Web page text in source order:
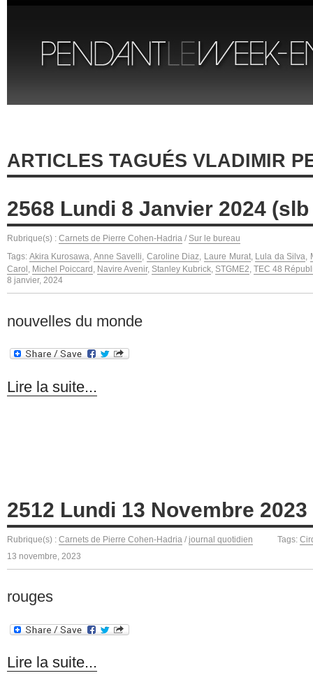
ARTICLES TAGUÉS VLADIMIR
2568 Lundi 8 Janvier 2024 (slb
Rubrique(s) : Carnets de Pierre Cohen-Hadria / Sur le bureau
Tags: Akira Kurosawa, Anne Savelli, Caroline Diaz, Laure Murat, Lula da Silva,
Carol , Michel Poiccard , Navire Avenir, Stanley Kubrick, STGME2, TEC 48
8 janvier, 2024
nouvelles du monde
Lire la suite...
2512 Lundi 13 Novembre 2023
Rubrique(s) : Carnets de Pierre Cohen-Hadria / journal quotidien Tags:
13 novembre, 2023
rouges
Lire la suite...